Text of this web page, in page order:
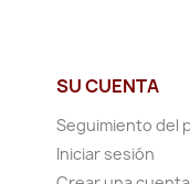
SU CUENTA
Seguimiento del
Iniciar sesión